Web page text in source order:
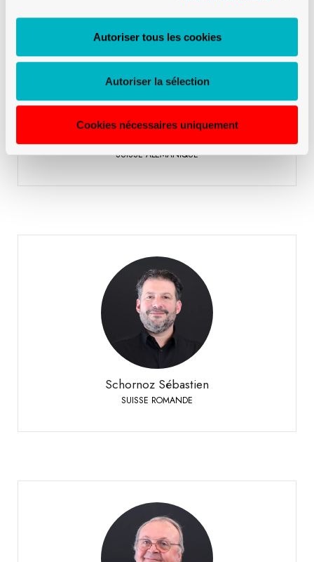
Autoriser tous les cookies
Autoriser la sélection
Cookies nécessaires uniquement
SUISSE ALÉMANIQUE
SUISSE ALÉMANIQUE
Téléphone:
+41 79 958 65 00
Schornoz Sébastien
SUISSE ROMANDE
Schornoz Sébastien
SUISSE ROMANDE
Téléphone:
+41 79 508 63 97
Vuignier Etienne
SUISSE ROMANDE